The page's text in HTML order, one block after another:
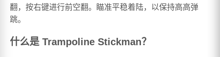
翻，按右键进行前空翻。瞄准平稳着陆，以保持高高弹
跳。
什么是 Trampoline Stickman？